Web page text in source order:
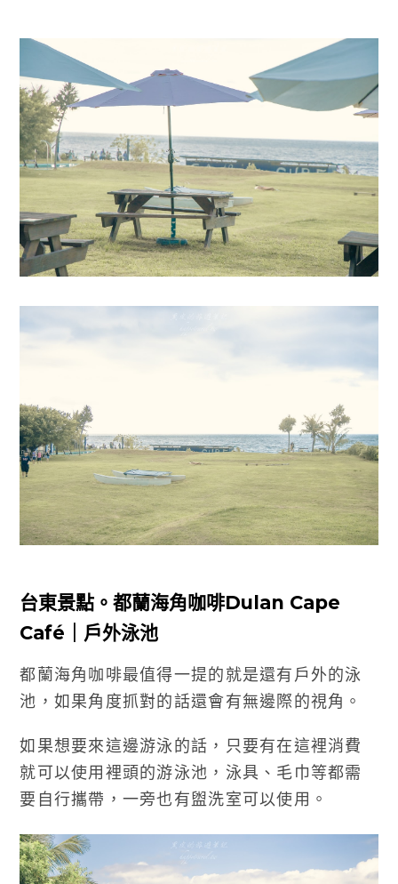
台東景點。都蘭海角咖啡Dulan Cape
Café｜戶外泳池
都蘭海角咖啡最值得一提的就是還有戶外的泳
池，如果角度抓對的話還會有無邊際的視角。
如果想要來這邊游泳的話，只要有在這裡消費
就可以使用裡頭的游泳池，泳具、毛巾等都需
要自行攜帶，一旁也有盥洗室可以使用。